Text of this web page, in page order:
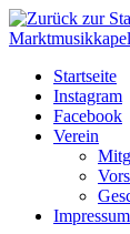
Zum
Inhalt
Startseite
Instagram
Facebook
Verein
Impressum